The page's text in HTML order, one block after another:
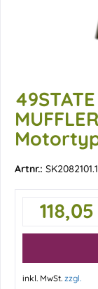
Artnr.: SK2082101.1
inkl. MwSt. zzgl.